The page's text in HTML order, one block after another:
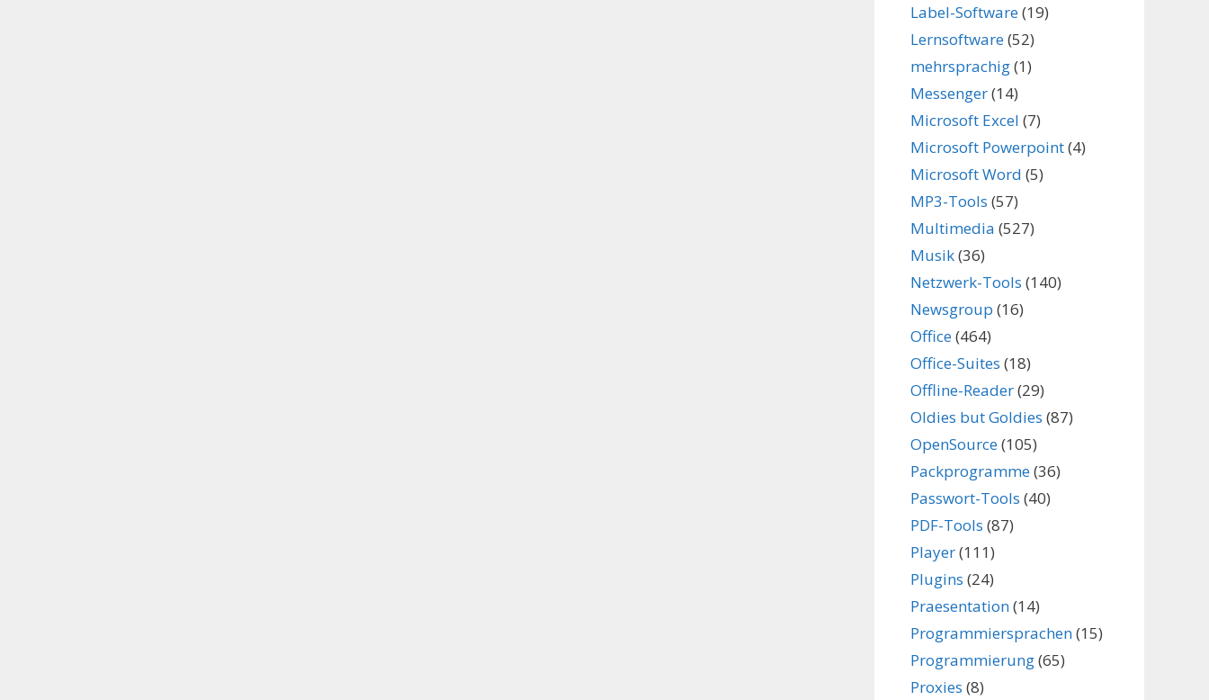
Label-Software(19)
Lernsoftware(52)
mehrsprachig(1)
Messenger(14)
Microsoft Excel (7)
Microsoft Powerpoint(4)
Microsoft Word (5)
MP3-Tools (57)
Multimedia (527)
Musik(36)
Netzwerk-Tools (140)
Newsgroup (16)
Office(464)
Office-Suites (18)
Offline-Reader(29)
Oldies but Goldies (87)
OpenSource(105)
Packprogramme(36)
Passwort-Tools (40)
PDF-Tools (87)
Player(111)
Plugins (24)
Praesentation(14)
Programmiersprachen(15)
Programmierung(65)
Proxies (8)